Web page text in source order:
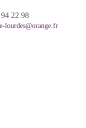
22 98
lourdes@orange.fr